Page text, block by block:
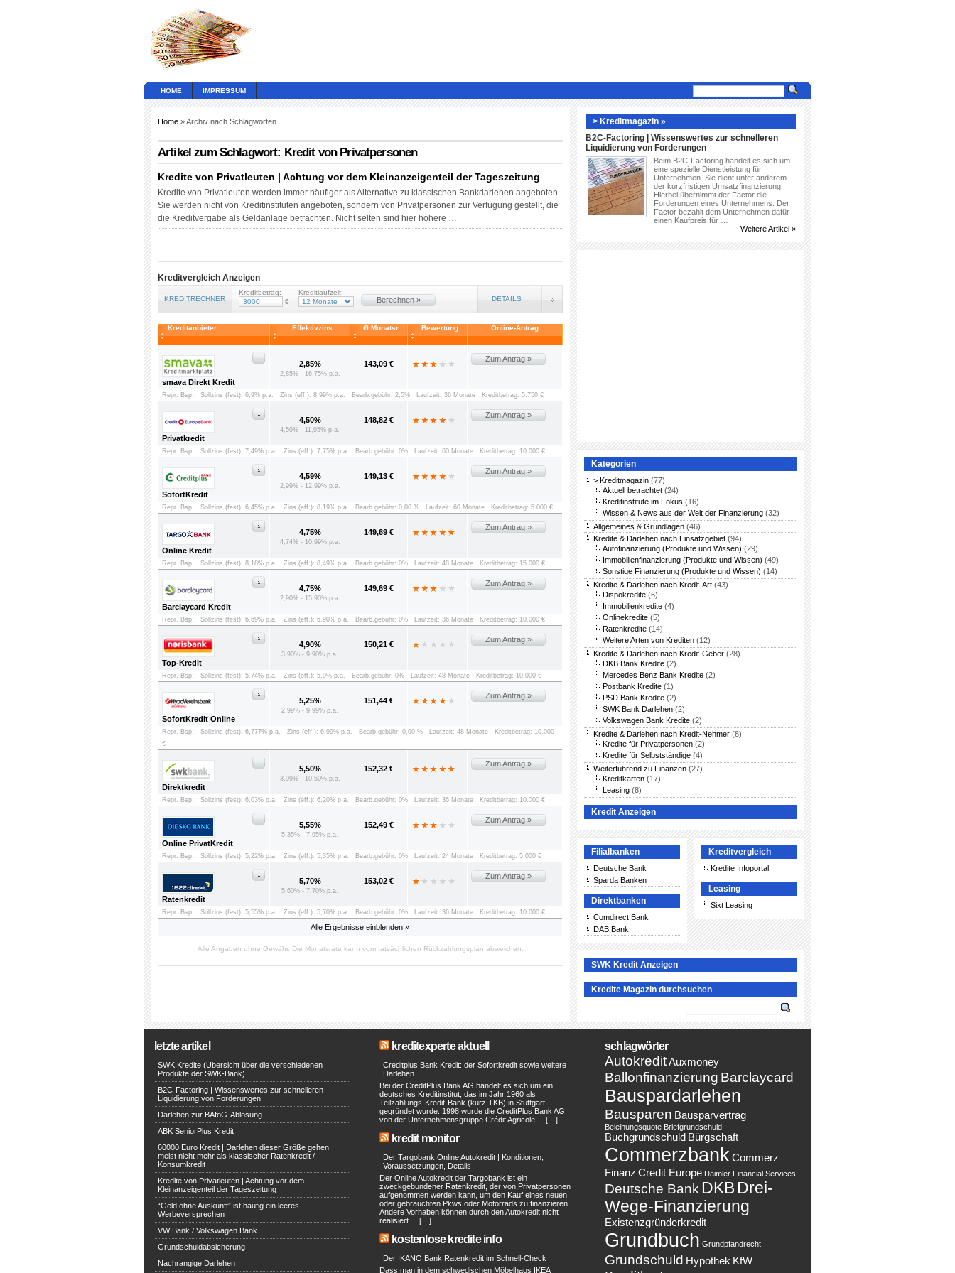
HOME IMPRESSUM
Home » Archiv nach Schlagworten
Artikel zum Schlagwort: Kredit von Privatpersonen
Kredite von Privatleuten | Achtung vor dem Kleinanzeigenteil der Tageszeitung
Kredite von Privatleuten werden immer häufiger als Alternative zu klassischen Bankdarlehen angeboten.
Sie werden nicht von Kreditinstituten angeboten, sondern von Privatpersonen zur Verfügung gestellt, die
die Kreditvergabe als Geldanlage betrachten. Nicht selten sind hier höhere …
Kreditvergleich Anzeigen
KREDITRECHNER
Kreditbetrag:
€
Kreditlaufzeit:
Berechnen » DETAILS
Kreditanbieter Effektivzins Ø Monatsr. Bewertung Online-Antrag
Alle Ergebnisse einblenden »
smava Direkt Kredit
2,85%
2,85% - 16,75% p.a.
143,09 €
Zum Antrag »
Repr. Bsp.: Sollzins (fest): 6,9% p.a. Zins (eff.): 8,99% p.a. Bearb.gebühr: 2,5% Laufzeit: 36 Monate Kreditbetrag: 5.750 €
Privatkredit
4,50%
4,50% - 11,95% p.a.
148,82 €
Zum Antrag »
Repr. Bsp.: Sollzins (fest): 7,49% p.a. Zins (eff.): 7,75% p.a. Bearb.gebühr: 0% Laufzeit: 60 Monate Kreditbetrag: 10.000 €
SofortKredit
4,59%
2,99% - 12,99% p.a.
149,13 €
Zum Antrag »
Repr. Bsp.: Sollzins (fest): 6,45% p.a. Zins (eff.): 8,19% p.a. Bearb.gebühr: 0,00 % Laufzeit: 60 Monate Kreditbetrag: 5.000 €
Online Kredit
4,75%
4,74% - 10,99% p.a.
149,69 €
Zum Antrag »
Repr. Bsp.: Sollzins (fest): 8,18% p.a. Zins (eff.): 8,49% p.a. Bearb.gebühr: 0% Laufzeit: 48 Monate Kreditbetrag: 15.000 €
Barclaycard Kredit
4,75%
2,90% - 15,90% p.a.
149,69 €
Zum Antrag »
Repr. Bsp.: Sollzins (fest): 6,69% p.a. Zins (eff.): 6,90% p.a. Bearb.gebühr: 0% Laufzeit: 36 Monate Kreditbetrag: 10.000 €
Top-Kredit
4,90%
3,90% - 9,90% p.a.
150,21 €
Zum Antrag »
Repr. Bsp.: Sollzins (fest): 5,74% p.a. Zins (eff.): 5,9% p.a. Bearb.gebühr: 0% Laufzeit: 48 Monate Kreditbetrag: 10.000 €
SofortKredit Online
5,25%
2,99% - 9,99% p.a.
151,44 €
Zum Antrag »
Repr. Bsp.: Sollzins (fest): 6,777% p.a. Zins (eff.): 6,99% p.a. Bearb.gebühr: 0,00 % Laufzeit: 48 Monate
Kreditbetrag: 10.000
€
Direktkredit
5,50%
3,99% - 10,50% p.a.
152,32 €
Zum Antrag »
Repr. Bsp.: Sollzins (fest): 6,03% p.a. Zins (eff.): 6,20% p.a. Bearb.gebühr: 0% Laufzeit: 36 Monate Kreditbetrag: 10.000 €
Online PrivatKredit
5,55%
5,35% - 7,95% p.a.
152,49 €
Zum Antrag »
Repr. Bsp.: Sollzins (fest): 5,22% p.a. Zins (eff.): 5,35% p.a. Bearb.gebühr: 0% Laufzeit: 24 Monate Kreditbetrag: 5.000 €
Ratenkredit
5,70%
5,60% - 7,70% p.a.
153,02 €
Zum Antrag »
Repr. Bsp.: Sollzins (fest): 5,55% p.a. Zins (eff.): 5,70% p.a. Bearb.gebühr: 0% Laufzeit: 36 Monate Kreditbetrag: 10.000 €
Alle Angaben ohne Gewähr. Die Monatsrate kann vom tatsächlichen Rückzahlungsplan abweichen.
> Kreditmagazin »
B2C-Factoring | Wissenswertes zur schnelleren
Liquidierung von Forderungen
Beim B2C-Factoring handelt es sich um
eine spezielle Dienstleistung für
Unternehmen. Sie dient unter anderem
der kurzfristigen Umsatzfinanzierung.
Hierbei übernimmt der Factor die
Forderungen eines Unternehmens. Der
Factor bezahlt dem Unternehmen dafür
einen Kaufpreis für …
Weitere Artikel »
Kategorien
> Kreditmagazin (77)
Aktuell betrachtet (24)
Kreditinstitute im Fokus (16)
Wissen & News aus der Welt der Finanzierung (32)
Allgemeines & Grundlagen (46)
Kredite & Darlehen nach Einsatzgebiet (94)
Autofinanzierung (Produkte und Wissen) (29)
Immobilienfinanzierung (Produkte und Wissen) (49)
Sonstige Finanzierung (Produkte und Wissen) (14)
Kredite & Darlehen nach Kredit-Art (43)
Dispokredite (6)
Immobilienkredite (4)
Onlinekredite (5)
Ratenkredite (14)
Weitere Arten von Krediten (12)
Kredite & Darlehen nach Kredit-Geber (28)
DKB Bank Kredite (2)
Mercedes Benz Bank Kredite (2)
Postbank Kredite (1)
PSD Bank Kredite (2)
SWK Bank Darlehen (2)
Volkswagen Bank Kredite (2)
Kredite & Darlehen nach Kredit-Nehmer (8)
Kredite für Privatpersonen (2)
Kredite für Selbstständige (4)
Weiterführend zu Finanzen (27)
Kreditkarten (17)
Leasing (8)
Kredit Anzeigen
Filialbanken
Deutsche Bank
Sparda Banken
Direktbanken
Comdirect Bank
DAB Bank
Kreditvergleich
Kredite Infoportal
Leasing
Sixt Leasing
SWK Kredit Anzeigen
Kredite Magazin durchsuchen
letzte artikel
SWK Kredite (Übersicht über die verschiedenen
Produkte der SWK-Bank)
B2C-Factoring | Wissenswertes zur schnelleren
Liquidierung von Forderungen
Darlehen zur BAföG-Ablösung
ABK SeniorPlus Kredit
60000 Euro Kredit | Darlehen dieser Größe gehen
meist nicht mehr als klassischer Ratenkredit /
Konsumkredit
Kredite von Privatleuten | Achtung vor dem
Kleinanzeigenteil der Tageszeitung
“Geld ohne Auskunft” ist häufig ein leeres
Werbeversprechen
VW Bank / Volkswagen Bank
Grundschuldabsicherung
Nachrangige Darlehen
kreditexperte aktuell
Creditplus Bank Kredit: der Sofortkredit sowie weitere
Darlehen
Bei der CreditPlus Bank AG handelt es sich um ein
deutsches Kreditinstitut, das im Jahr 1960 als
Teilzahlungs-Kredit-Bank (kurz TKB) in Stuttgart
gegründet wurde. 1998 wurde die CreditPlus Bank AG
von der Unternehmensgruppe Crédit Agricole ... […]
kredit monitor
Der Targobank Online Autokredit | Konditionen,
Voraussetzungen, Details
Der Online Autokredit der Targobank ist ein
zweckgebundener Ratenkredit, der von Privatpersonen
aufgenommen werden kann, um den Kauf eines neuen
oder gebrauchten Pkws oder Motorrads zu finanzieren.
Andere Vorhaben können durch den Autokredit nicht
realisiert ... […]
kostenlose kredite info
Der IKANO Bank Ratenkredit im Schnell-Check
Dass man in dem schwedischen Möbelhaus IKEA
schlagwörter
AutokreditAuxmoney
Ballonfinanzierung Barclaycard
Bauspardarlehen
Bausparen Bausparvertrag
Beleihungsquote Briefgrundschuld
Buchgrundschuld Bürgschaft
Commerzbank Commerz
Finanz Credit Europe Daimler Financial Services
Deutsche Bank DKB Drei-
Wege-Finanzierung
Existenzgründerkredit
Grundbuch Grundpfandrecht
Grundschuld Hypothek KfW